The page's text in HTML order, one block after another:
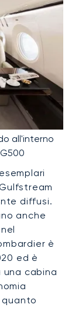
all'interno
diffusi.
anche
è
ed è
una cabina
quanto